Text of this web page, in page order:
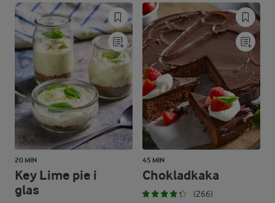
20 MIN
Key Lime pie i
glas
45 MIN
Chokladkaka
(266)